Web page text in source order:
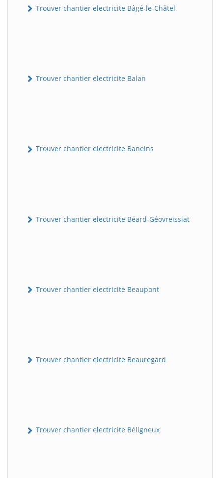
Trouver chantier electricite Bâgé-le-Châtel
Trouver chantier electricite Balan
Trouver chantier electricite Baneins
Trouver chantier electricite Béard-Géovreissiat
Trouver chantier electricite Beaupont
Trouver chantier electricite Beauregard
Trouver chantier electricite Béligneux